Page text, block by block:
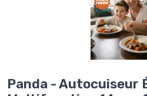
Panda - Autocuiseur